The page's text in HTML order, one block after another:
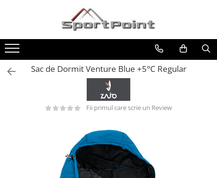
Toate Produsele
ALPINISM
Nuci si Frienduri
Sac de Dormit Venture Blue +5°C Regular
Fii primul care scrie un Review